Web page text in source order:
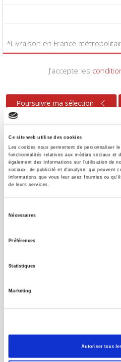
Ce site web utilise des cookies
Les cookies nous permettent de personnaliser
fonctionnalités relatives aux médias sociaux et
également des informations sur l'utilisation de
sociaux, de publicité et d'analyse, qui peuvent
informations que vous leur avez fournies ou
de leurs services.
Nécessaires
Préférences
Statistiques
Marketing
Autoriser tous
*Livraison en France
J'accepte les
Poursuivre ma sélection
Maison d'édition dédiée aux
Presses de Sciences Po
à la transmission des savoirs et
FOREIGN RIGHTS
POUR LES LIBRAIRES